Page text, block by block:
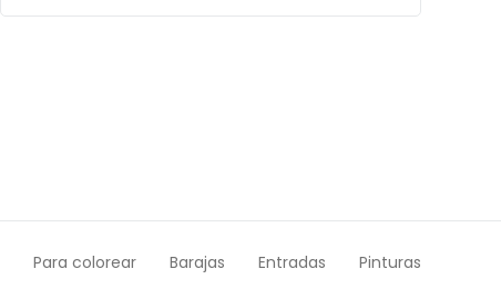
Para colorear Barajas Entradas Pinturas